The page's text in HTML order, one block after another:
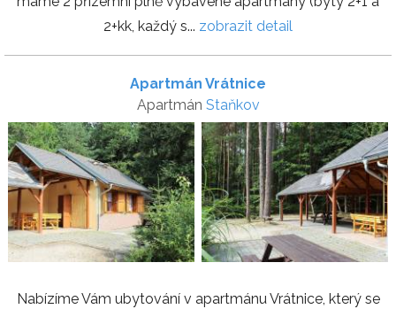
2+kk, každý s... zobrazit detail
Apartmán Vrátnice
Apartmán Staňkov
Nabízíme Vám ubytování v apartmánu Vrátnice, který se